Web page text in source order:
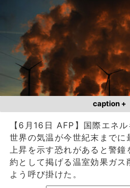
caption +
【6月16日 AFP】国際エネル
世界の気温が今世紀末まで
上昇を示す恐れがあると警
約として掲げる温室効果ガス
よう呼び掛けた。